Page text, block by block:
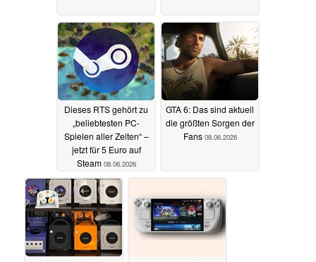
Dieses RTS gehört zu
„beliebtesten PC-
Spielen aller Zeiten“ –
jetzt für 5 Euro auf
Steam 08.06.2026
GTA 6: Das sind aktuell
die größten Sorgen der
Fans 08.06.2026